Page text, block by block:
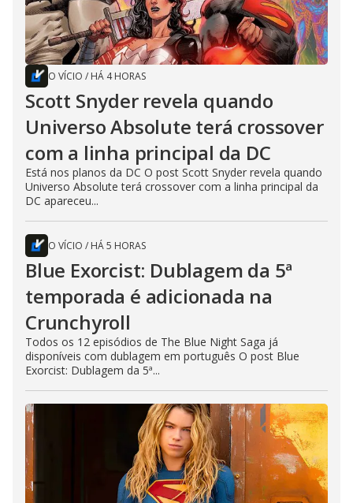
O VÍCIO / HÁ 4 HORAS
Scott Snyder revela quando
Universo Absolute terá crossover
com a linha principal da DC
Está nos planos da DC O post Scott Snyder revela quando
Universo Absolute terá crossover com a linha principal da
DC apareceu...
O VÍCIO / HÁ 5 HORAS
Blue Exorcist: Dublagem da 5ª
temporada é adicionada na
Crunchyroll
Todos os 12 episódios de The Blue Night Saga já
disponíveis com dublagem em português O post Blue
Exorcist: Dublagem da 5ª...